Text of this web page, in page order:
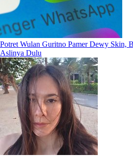
Potret Wulan Guritno Pamer Dewy Skin,
Aslinya Dulu